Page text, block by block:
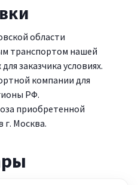
области
транспортом нашей
заказчика условиях.
компании для
РФ.
приобретенной
г. Москва.